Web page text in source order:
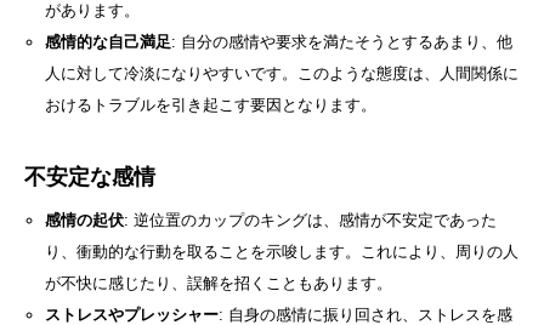
があります。
感情的な自己満足: 自分の感情や要求を満たそうとするあまり、他
人に対して冷淡になりやすいです。このような態度は、人間関係に
おけるトラブルを引き起こす要因となります。
不安定な感情
感情の起伏: 逆位置のカップのキングは、感情が不安定であった
り、衝動的な行動を取ることを示唆します。これにより、周りの人
が不快に感じたり、誤解を招くこともあります。
ストレスやプレッシャー: 自身の感情に振り回され、ストレスを感